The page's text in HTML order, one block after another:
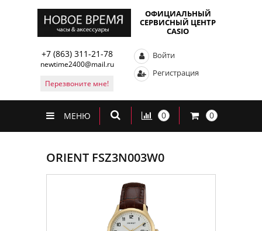
ОФИЦИАЛЬНЫЙ
СЕРВИСНЫЙ ЦЕНТР
CASIO
+7 (863) 311-21-78
newtime2400@mail.ru
Перезвоните мне!
Войти
Регистрация
МЕНЮ 0 0
ORIENT FSZ3N003W0